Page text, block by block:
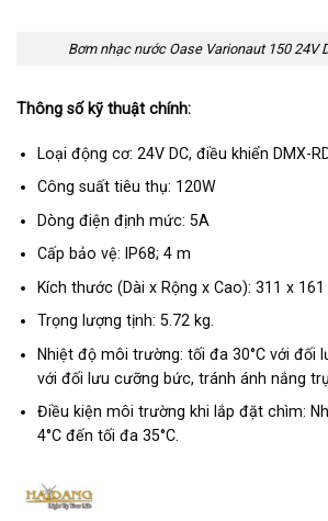
Bơm nhạc nước Oase Varionaut 150 24V
Thông số kỹ thuật chính:
Loại động cơ: 24V DC, điều khiển DMX-
Công suất tiêu thụ: 120W
Dòng điện định mức: 5A
Cấp bảo vệ: IP68; 4 m
Kích thước (Dài x Rộng x Cao): 311 x
Trọng lượng tịnh: 5.72 kg.
Nhiệt độ môi trường: tối đa 30°C với đối
với đối lưu cưỡng bức, tránh ánh nắng
Điều kiện môi trường khi lắp đặt chìm:
4°C đến tối đa 35°C.